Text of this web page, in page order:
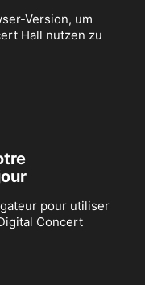
Version, um
Hall nutzen zu
pour utiliser
Concert